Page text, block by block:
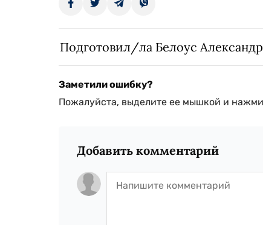
Подготовил/ла Белоус Александр
Заметили ошибку?
Пожалуйста, выделите ее мышкой и
Добавить комментарий